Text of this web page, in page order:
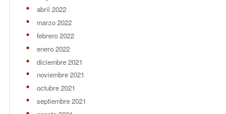
abril 2022
marzo 2022
febrero 2022
enero 2022
diciembre 2021
noviembre 2021
octubre 2021
septiembre 2021